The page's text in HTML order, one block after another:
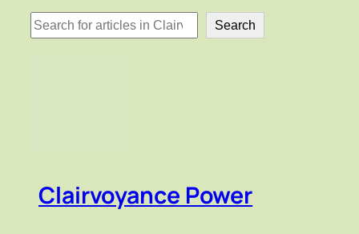
検
索
Search
Clairvoyance Power